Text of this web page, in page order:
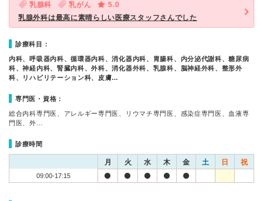
乳腺科 乳がん
5.0
乳腺外科は最高に素晴らしい医療スタッフさんでした
診療科目：
内科、呼吸器内科、循環器内科、消化器内科、胃腸科、内分泌代謝科、糖尿病
科、神経内科、腎臓内科、外科、消化器外科、乳腺科、脳神経外科、整形外
科、リハビリテーション科、皮膚…
専門医・資格：
総合内科専門医、アレルギー専門医、リウマチ専門医、感染症専門医、血液専
門医、外…
診療時間
月 火 水 木 金 土 日 祝
09:00-17:15